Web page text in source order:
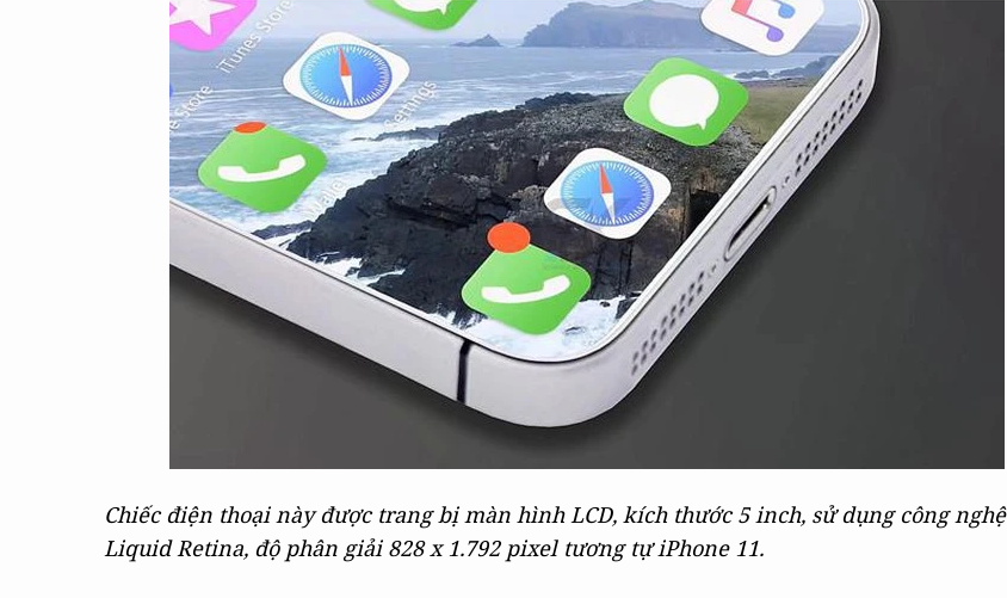
Chiếc điện thoại này được trang bị màn hình LCD, kích thước 5 inch, sử dụng công nghệ
Liquid Retina, độ phân giải 828 x 1.792 pixel tương tự iPhone 11.